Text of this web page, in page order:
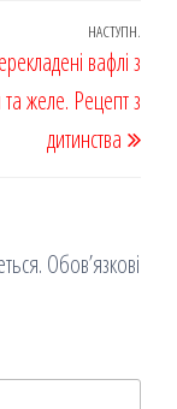
НАСТУПН.
вафлі з
желе. Рецепт з
дитинства
Обов’язкові